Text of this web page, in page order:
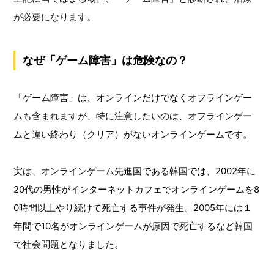
が必要になります。
なぜ「ゲーム障害」は危険なの？
「ゲーム障害」は、オンラインだけでなくオフラインゲー
ムも含まれますが、特に注意したいのは、オフラインゲー
ムと違い終わり（クリア）がないオンラインゲームです。
実は、オンラインゲーム先進国である韓国では、2002年に
20代の男性がインターネットカフェでオンラインゲームを8
0時間以上やり続けて死亡する事件が発生。2005年には１
年間で10名がオンラインゲームが原因で死亡するなど韓国
で社会問題となりました。